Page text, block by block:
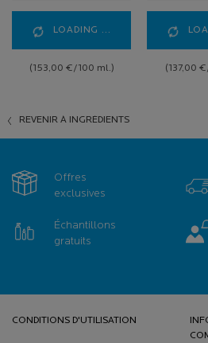
LOADING ...
(153,00 €/100 ml.) (137,00
REVENIR À INGRÉDIENTS
Offres
exclusives
Échantillons
gratuits
CONDITIONS D'UTILISATION